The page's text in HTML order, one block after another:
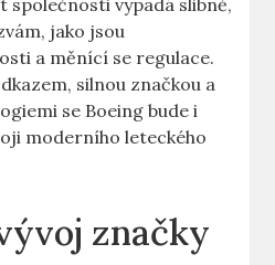
společnosti vypadá slibně,
jako jsou
a měnící‍ se regulace.
silnou ​značkou a
se⁣ Boeing bude i
moderního leteckého
značky